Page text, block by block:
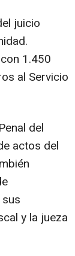
juicio
1.450
al Servicio
del
actos del
y la jueza